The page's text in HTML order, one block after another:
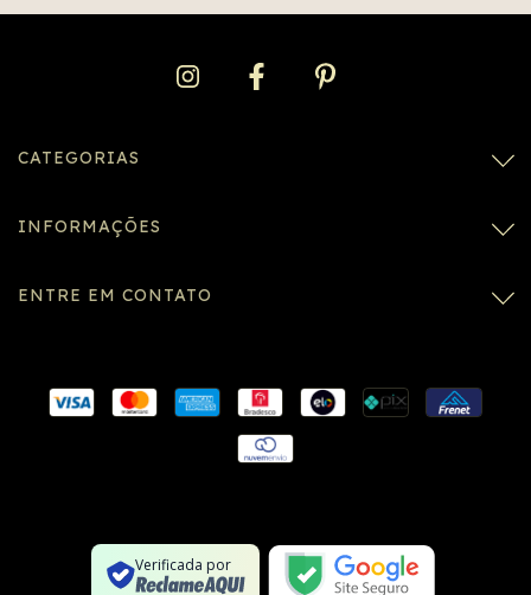
CATEGORIAS
INFORMAÇÕES
ENTRE EM CONTATO
Verificada por
Não é um site na lista negra
Google Safe Browsing